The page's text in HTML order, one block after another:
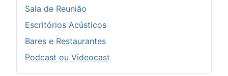
Sala de Reunião
Escritórios Acústicos
Bares e Restaurantes
Podcast ou Videocast